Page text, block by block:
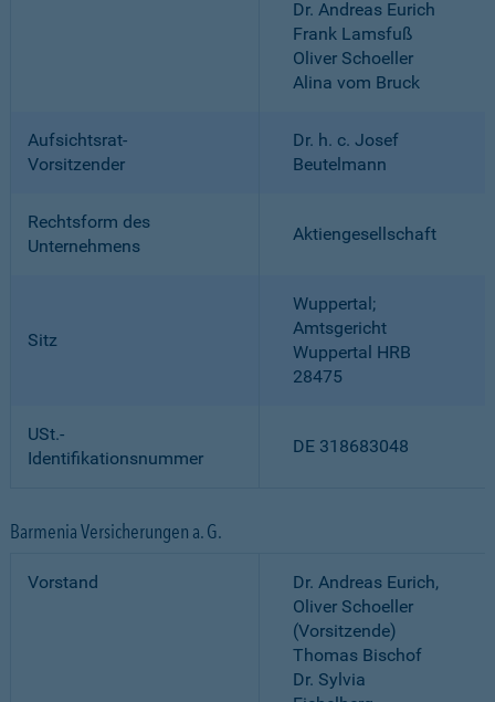
Dr. Andreas Eurich
Frank Lamsfuß
Oliver Schoeller
Alina vom Bruck
Aufsichtsrat-
Vorsitzender
Dr. h. c. Josef
Beutelmann
Rechtsform des
Unternehmens
Aktiengesellschaft
Sitz
Wuppertal;
Amtsgericht
Wuppertal HRB
28475
USt.-
Identifikationsnummer
DE 318683048
Barmenia Versicherungen a. G.
Vorstand
Dr. Andreas Eurich,
Oliver Schoeller
(Vorsitzende)
Thomas Bischof
Dr. Sylvia